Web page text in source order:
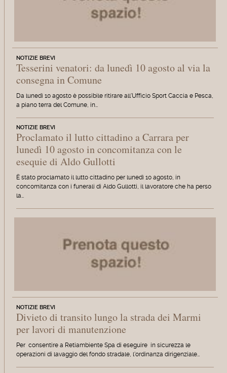
NOTIZIE BREVI
Tesserini venatori: da lunedì 10 agosto al via la
consegna in Comune
Da lunedì 10 agosto è possibile ritirare all'Ufficio Sport Caccia e Pesca,
a piano terra del Comune, in…
NOTIZIE BREVI
Proclamato il lutto cittadino a Carrara per
lunedì 10 agosto in concomitanza con le
esequie di Aldo Gullotti
È stato proclamato il lutto cittadino per lunedì 10 agosto, in
concomitanza con i funerali di Aldo Gullotti, il lavoratore che ha perso
la…
NOTIZIE BREVI
Divieto di transito lungo la strada dei Marmi
per lavori di manutenzione
Per consentire a Retiambiente Spa di eseguire in sicurezza le
operazioni di lavaggio del fondo stradale, l'ordinanza dirigenziale…